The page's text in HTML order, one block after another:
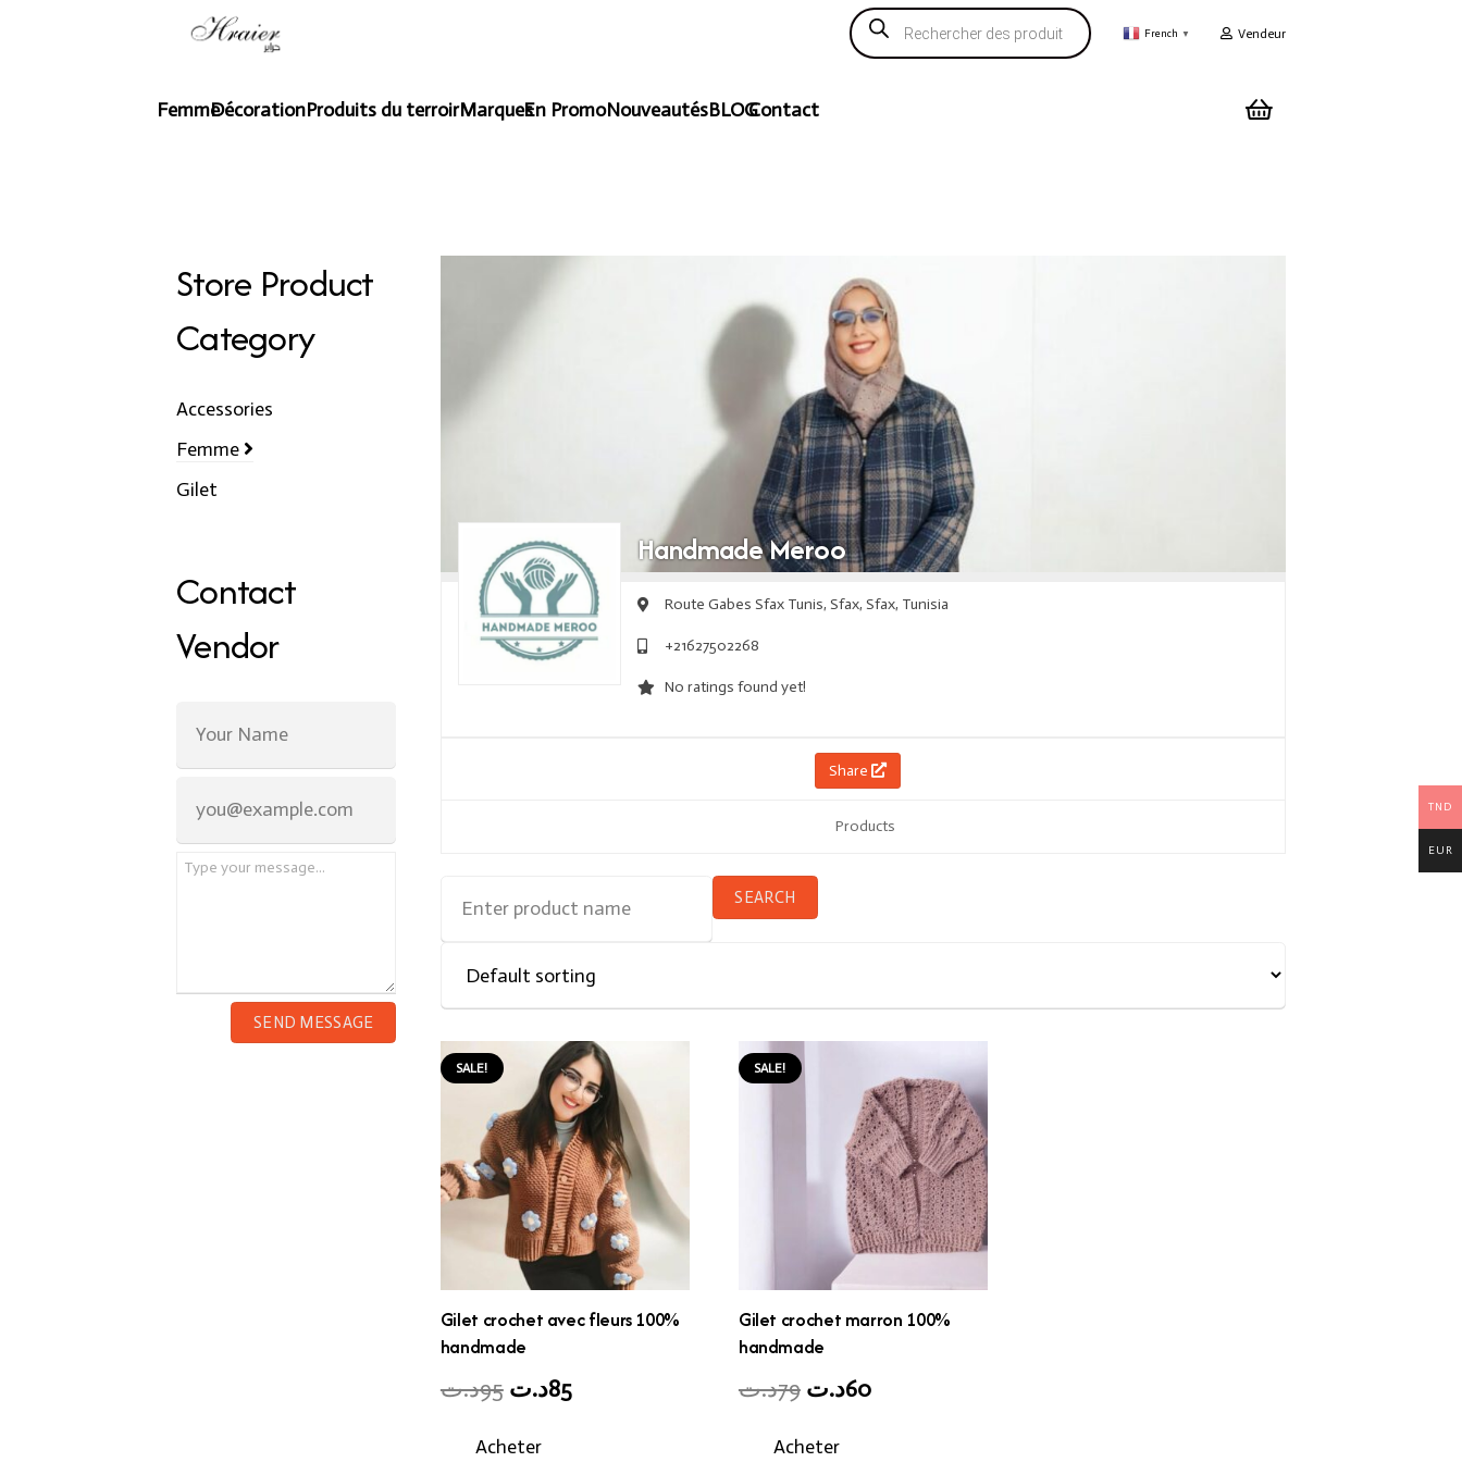
Recherche
de
produits
French ▼ Vendeur
FemmeDécorationProduits du terroirMarquesEn PromoNouveautésBLOGContact
Store Product
Category
Accessories
Femme
Gilet
Contact
Vendor
Handmade Meroo
Route Gabes Sfax Tunis, Sfax, Sfax, Tunisia
+21627502268
No ratings found yet!
Share
Products
SALE!
Gilet crochet avec fleurs 100%
handmade
95د.ت
Original
was:
85د.ت
Current
Acheter
SALE!
Gilet crochet marron 100%
handmade
79د.ت
Original
was:
60د.ت
Current
Acheter
TND
EUR